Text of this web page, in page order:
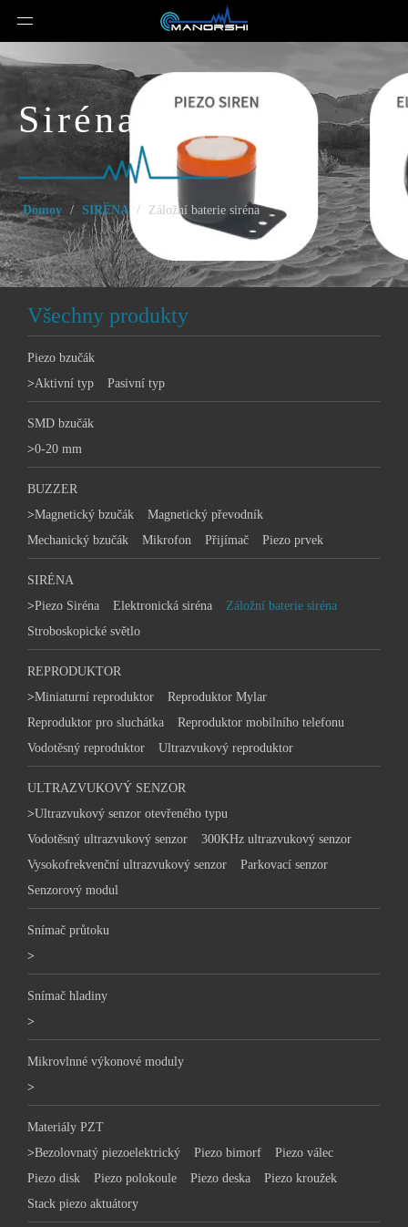
Siréna
Domov / SIRÉNA / Záložní baterie siréna
Všechny produkty
Piezo bzučák
>Aktivní typ Pasivní typ
SMD bzučák
>0-20 mm
BUZZER
>Magnetický bzučák
Magnetický převodník
Mechanický bzučák
Mikrofon Přijímač Piezo prvek
SIRÉNA
>Piezo Siréna Elektronická siréna
Záložní baterie siréna
Stroboskopické světlo
REPRODUKTOR
>Miniaturní reproduktor
Reproduktor Mylar
Reproduktor pro sluchátka
Reproduktor mobilního telefonu
Vodotěsný reproduktor
Ultrazvukový reproduktor
ULTRAZVUKOVÝ SENZOR
>Ultrazvukový senzor otevřeného typu
Vodotěsný ultrazvukový senzor
300KHz ultrazvukový senzor
Vysokofrekvenční ultrazvukový senzor
Parkovací senzor
Senzorový modul
Snímač průtoku
>
Snímač hladiny
>
Mikrovlnné výkonové moduly
>
Materiály PZT
>Bezolovnatý piezoelektrický Piezo bimorf
Piezo válec
Piezo disk
Piezo polokoule Piezo deska
Piezo kroužek
Stack piezo aktuátory